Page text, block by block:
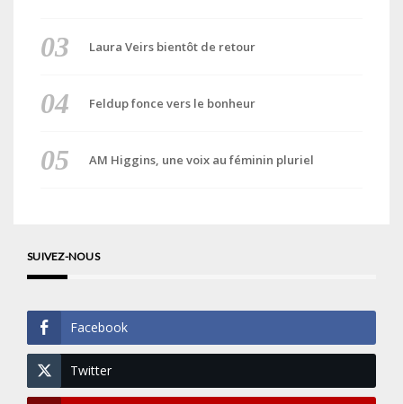
Laura Veirs bientôt de retour
Feldup fonce vers le bonheur
AM Higgins, une voix au féminin pluriel
SUIVEZ-NOUS
Facebook
Twitter